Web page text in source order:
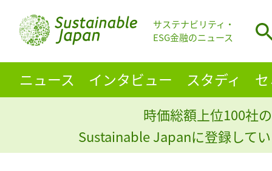
サステナビリティ・
ESG金融のニュース
ニュース インタビュー スタディ
時価総額上位100社
Sustainable Japanに登録して